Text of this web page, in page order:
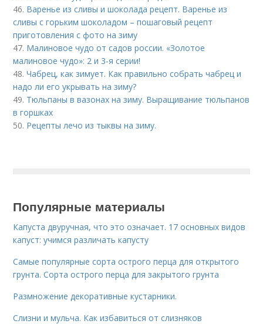
46. Варенье из сливы и шоколада рецепт. Варенье из
сливы с горьким шоколадом – пошаговый рецепт
приготовления с фото на зиму
47. Малиновое чудо от садов россии. «Золотое
малиновое чудо»: 2 и 3-я серии!
48.Чабрец, как зимует. Как правильно собрать чабрец и
надо ли его укрывать на зиму?
49. Тюльпаны в вазонах на зиму. Выращивание тюльпанов
в горшках
50. Рецепты лечо из тыквы на зиму.
Популярные материалы
Капуста двуручная, что это означает. 17 основных видов
капуст: учимся различать капусту
Самые популярные сорта острого перца для открытого
грунта. Сорта острого перца для закрытого грунта
Размножение декоративные кустарники.
Слизни и мульча. Как избавиться от слизняков